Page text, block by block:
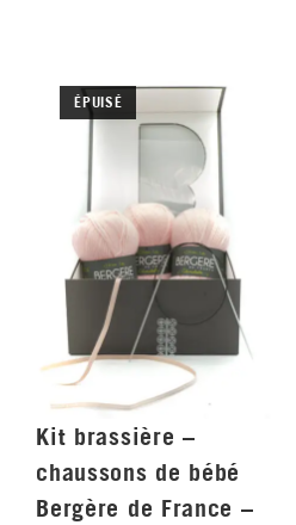
ÉPUISÉ
Kit brassière –
chaussons de bébé
Bergère de France –